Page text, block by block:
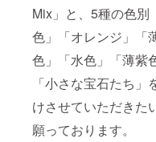
Mix」と、5種の色別
色」「オレンジ」「
色」「水色」「薄紫
「小さな宝石たち」
けさせていただきた
願っております。